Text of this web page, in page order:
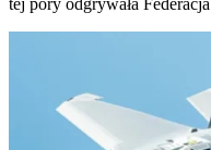
tej pory odgrywała